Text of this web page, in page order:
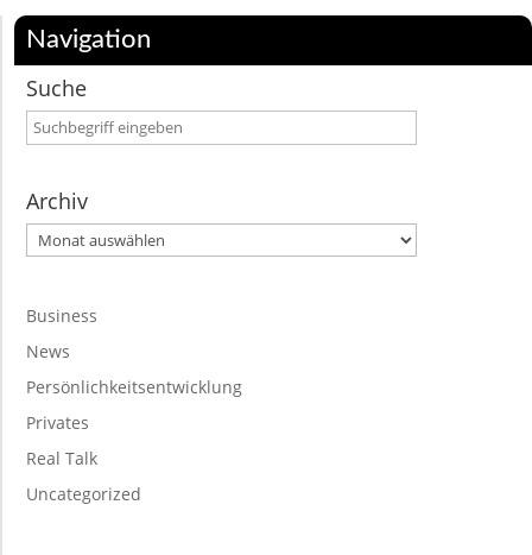
Navigation
Suche
Archiv
Archiv
Business
News
Persönlichkeitsentwicklung
Privates
Real Talk
Uncategorized